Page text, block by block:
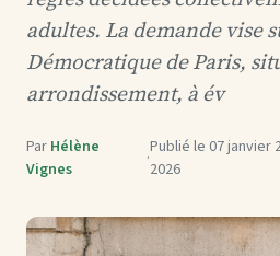
adultes. La demande vise
Démocratique de Paris,
arrondissement, à év
Par Hélène
Vignes
·
Publié le 07 janvier
2026